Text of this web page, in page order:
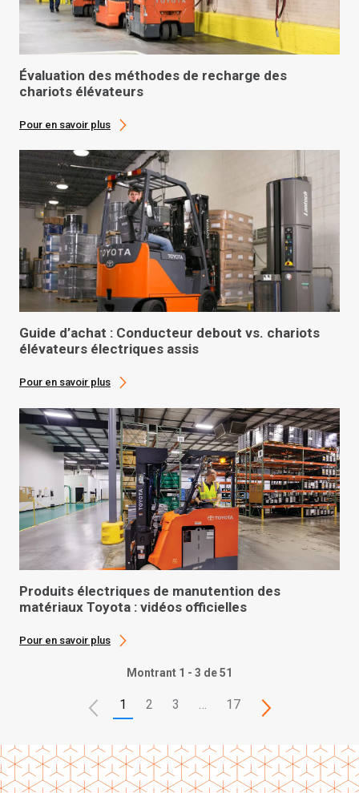
Évaluation des méthodes de recharge des
chariots élévateurs
Pour en savoir plus
Guide d’achat : Conducteur debout vs. chariots
élévateurs électriques assis
Pour en savoir plus
Produits électriques de manutention des
matériaux Toyota : vidéos officielles
Pour en savoir plus
Montrant 1 - 3 de 51
1 2 3 17